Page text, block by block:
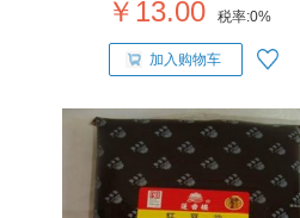
￥13.00 税率:0%
加入购物车